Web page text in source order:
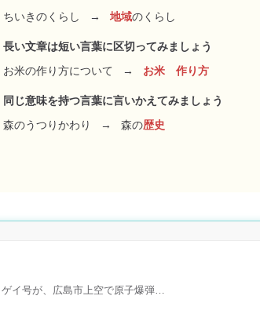
ちいきのくらし
→ 地域のくらし
長い文章は短い言葉に区切ってみましょう
お米の作り方について
→ お米 作り方
同じ意味を持つ言葉に言いかえてみましょう
森のうつりかわり
→ 森の歴史
イ号が、広島市上空で原子爆弾…